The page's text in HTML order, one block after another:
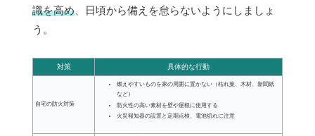
識を高め、日頃から備えを怠らないようにしましょ
う。
対策 具体的な行動
自宅の防火対策
燃えやすいものを家の周囲に置かない（枯れ葉、木材、新聞紙
など）
防火性の高い素材を壁や屋根に使用する
火災報知器の設置と定期点検、電池切れに注意